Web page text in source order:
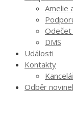
Amelie
Odečet
DMS
Události
Kontakty
Odběr